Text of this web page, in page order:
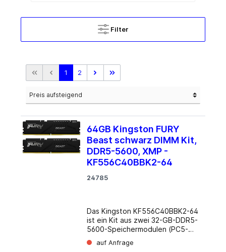
Filter
1 2
64GB Kingston FURY
Beast schwarz DIMM Kit,
DDR5-5600, XMP -
KF556C40BBK2-64
24785
Das Kingston KF556C40BBK2-64
ist ein Kit aus zwei 32-GB-DDR5-
5600-Speichermodulen (PC5-
44800) aus der Fury Beast Serie.
Die Gesamtkapazität beträgt 64
auf Anfrage